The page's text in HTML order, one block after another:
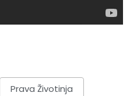
Prava Životinja